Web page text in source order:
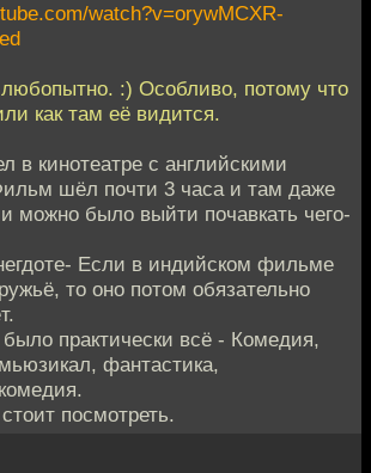
watch?v=orywMCXR-
:) Особливо, потому что
как там её видится.
в кинотеатре с английскими
шёл почти 3 часа и там даже
можно было выйти почавкать чего-
Если в индийском фильме
то оно потом обязательно
практически всё - Комедия,
фантастика,
посмотреть.